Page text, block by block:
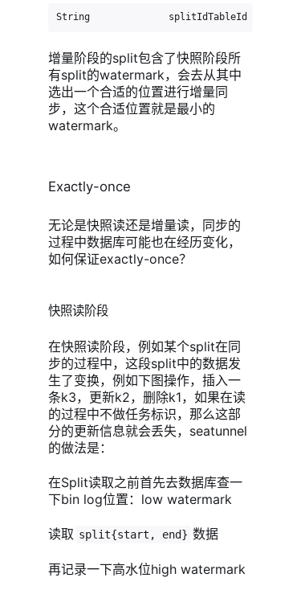
String              splitIdTableId
增量阶段的split包含了快照阶段所
有split的watermark，会去从其中
选出一个合适的位置进行增量同
步，这个合适位置就是最小的
watermark。
Exactly-once
无论是快照读还是增量读，同步的
过程中数据库可能也在经历变化，
如何保证exactly-once？
快照读阶段
在快照读阶段，例如某个split在同
步的过程中，这段split中的数据发
生了变换，例如下图操作，插入一
条k3，更新k2，删除k1，如果在读
的过程中不做任务标识，那么这部
分的更新信息就会丢失，seatunnel
的做法是：
在Split读取之前首先去数据库查一
下bin log位置：low watermark
读取 split{start, end} 数据
再记录一下高水位high watermark